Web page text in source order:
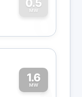
MW
0
1.6
MW